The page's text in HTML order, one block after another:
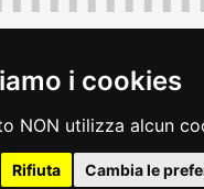
i cookies
NON utilizza alcun
Rifiuta Cambia le
piazza Unità d'Italia 1
| accessibilità rss